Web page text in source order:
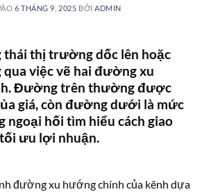
6 THÁNG 9, 2025 BỞI ADMIN
thái thị trường dốc lên hoặc
việc vẽ hai đường xu
Đường trên thường được
giá, còn đường dưới là mức
ngoại hối tìm hiểu cách giao
ưu lợi nhuận.
đường xu hướng chính của kênh dựa